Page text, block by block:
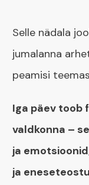
Selle nädala
jumalanna
peamisi
Iga päev toob
valdkonna –
ja
ja